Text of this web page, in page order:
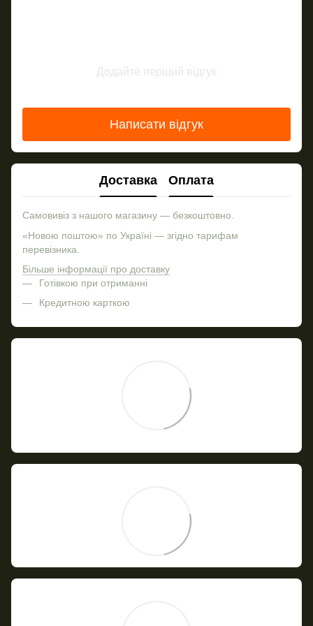
Додайте перший відгук
Написати відгук
Доставка Оплата
Самовивіз з нашого магазину — безкоштовно.
«Новою поштою» по Україні — згідно тарифам
перевізника.
Більше інформації про доставку
Готівкою при отриманні
Кредитною карткою